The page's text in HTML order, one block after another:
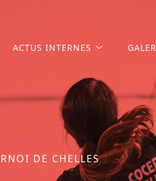
ACTUS INTERNES
DE CHELLES